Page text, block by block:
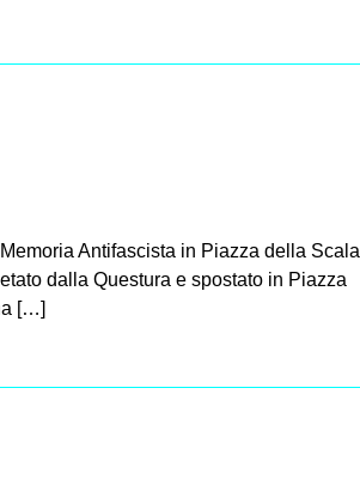
Antifascista in Piazza della Scala
dalla Questura e spostato in Piazza
[…]